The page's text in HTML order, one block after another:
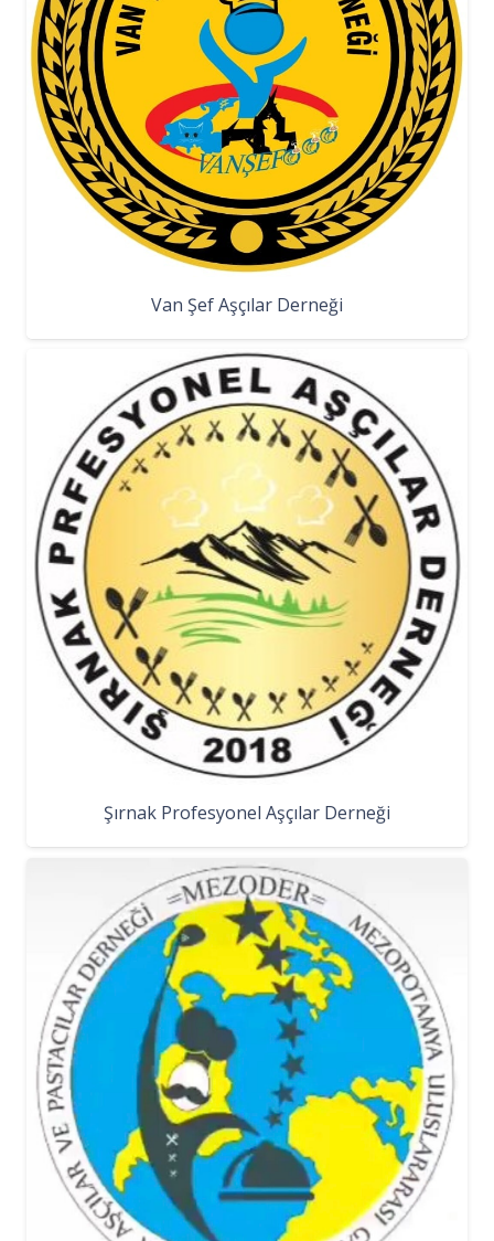
Van Şef Aşçılar Derneği
Şırnak Profesyonel Aşçılar Derneği